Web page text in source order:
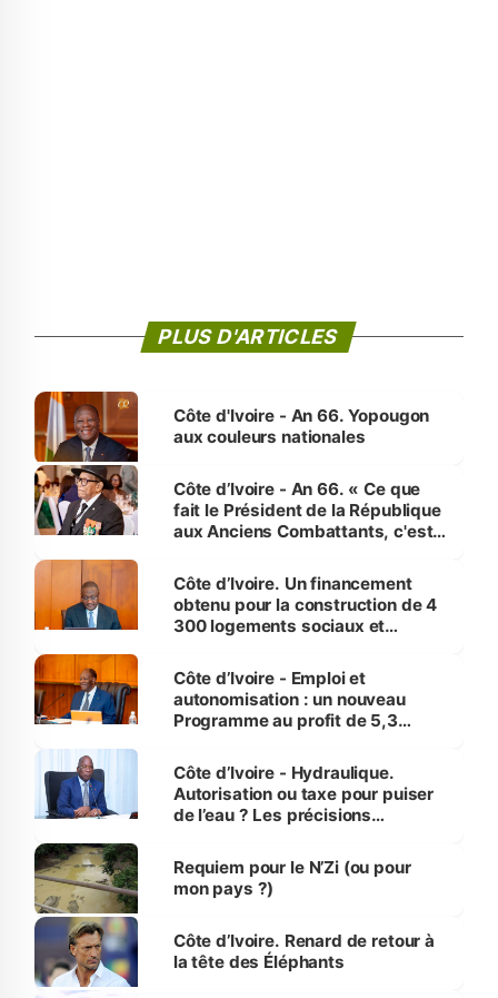
PLUS D'ARTICLES
Côte d'Ivoire - An 66. Yopougon
aux couleurs nationales
Côte d’Ivoire - An 66. « Ce que
fait le Président de la République
aux Anciens Combattants, c'est
Côte d’Ivoire. Un financement
obtenu pour la construction de 4
300 logements sociaux et
et Yamoussoukro
Côte d’Ivoire - Emploi et
autonomisation : un nouveau
Programme au profit de 5,3
Côte d’Ivoire - Hydraulique.
Autorisation ou taxe pour puiser
de l’eau ? Les précisions
Requiem pour le N’Zi (ou pour
mon pays ?)
Côte d’Ivoire. Renard de retour à
la tête des Éléphants